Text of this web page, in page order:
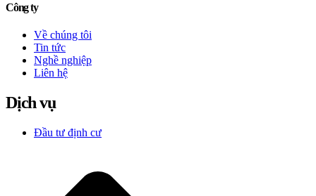
Công ty
Về chúng tôi
Tin tức
Nghề nghiệp
Liên hệ
Dịch vụ
Đầu tư định cư